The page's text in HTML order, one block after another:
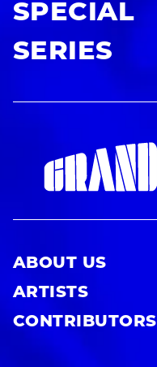
SPECIAL
SERIES
ABOUT US
ARTISTS
CONTRIBUTORS